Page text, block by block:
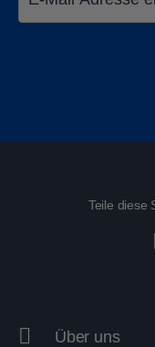
Teile diese
Über uns